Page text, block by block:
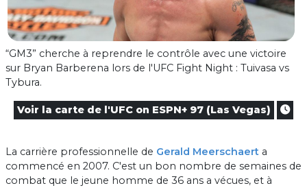
“GM3” cherche à reprendre le contrôle avec une victoire
sur Bryan Barberena lors de l'UFC Fight Night : Tuivasa vs
Tybura.
Voir la carte de l'UFC on ESPN+ 97 (Las Vegas)
La carrière professionnelle de Gerald Meerschaert a
commencé en 2007. C'est un bon nombre de semaines de
combat que le jeune homme de 36 ans a vécues, et à